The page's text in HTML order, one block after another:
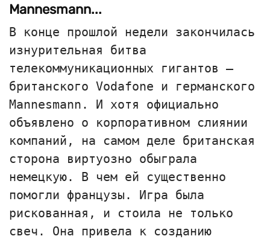
Mannesmann...
В конце прошлой недели закончилась
изнурительная битва
телекоммуникационных гигантов —
британского Vodafone и германского
Mannesmann. И хотя официально
объявлено о корпоративном слиянии
компаний, на самом деле британская
сторона виртуозно обыграла
немецкую. В чем ей существенно
помогли французы. Игра была
рискованная, и стоила не только
свеч. Она привела к созданию